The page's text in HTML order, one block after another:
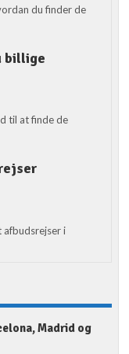
du finder de
billige
til at finde de
afbudsrejser i
Madrid og